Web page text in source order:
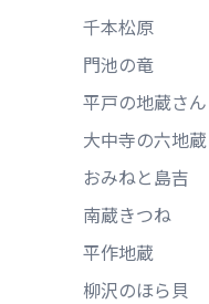
千本松原
門池の竜
平戸の地蔵さん
大中寺の六地蔵
おみねと島吉
南蔵きつね
平作地蔵
柳沢のほら貝